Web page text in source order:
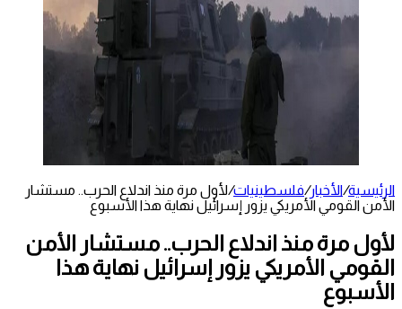
الرئيسية/الأخبار/فلسطينيات/لأول مرة منذ اندلاع الحرب.. مستشار
الأمن القومي الأمريكي يزور إسرائيل نهاية هذا الأسبوع
لأول مرة منذ اندلاع الحرب.. مستشار الأمن
القومي الأمريكي يزور إسرائيل نهاية هذا
الأسبوع